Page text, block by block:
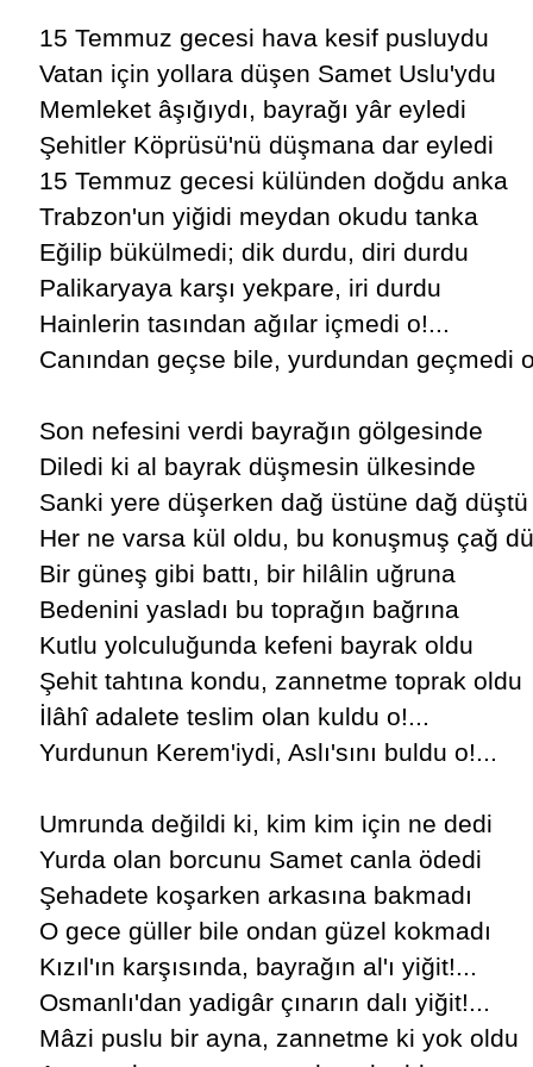
15 Temmuz gecesi hava kesif pusluydu
Vatan için yollara düşen Samet Uslu'ydu
Memleket âşığıydı, bayrağı yâr eyledi
Şehitler Köprüsü'nü düşmana dar eyledi
15 Temmuz gecesi külünden doğdu anka
Trabzon'un yiğidi meydan okudu tanka
Eğilip bükülmedi; dik durdu, diri durdu
Palikaryaya karşı yekpare, iri durdu
Hainlerin tasından ağılar içmedi o!...
Canından geçse bile, yurdundan geçmedi
Son nefesini verdi bayrağın gölgesinde
Diledi ki al bayrak düşmesin ülkesinde
Sanki yere düşerken dağ üstüne dağ düştü
Her ne varsa kül oldu, bu konuşmuş çağ
Bir güneş gibi battı, bir hilâlin uğruna
Bedenini yasladı bu toprağın bağrına
Kutlu yolculuğunda kefeni bayrak oldu
Şehit tahtına kondu, zannetme toprak oldu
İlâhî adalete teslim olan kuldu o!...
Yurdunun Kerem'iydi, Aslı'sını buldu o!...
Umrunda değildi ki, kim kim için ne dedi
Yurda olan borcunu Samet canla ödedi
Şehadete koşarken arkasına bakmadı
O gece güller bile ondan güzel kokmadı
Kızıl'ın karşısında, bayrağın al'ı yiğit!...
Osmanlı'dan yadigâr çınarın dalı yiğit!...
Mâzi puslu bir ayna, zannetme ki yok oldu